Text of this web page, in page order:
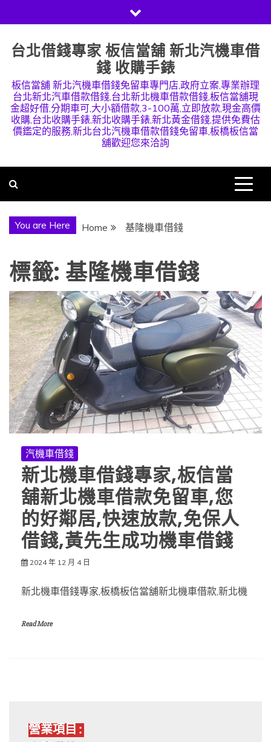
to
content
台北借錢專家 板信當舖 新北汽機車借
錢 收購手錶
板信當舖 新北汽機車借錢免留車專門店,政府立案,專業辦理
台北新北汽車借款借錢,台北新北機車借款借錢,板信當舖現
金超好借,分期車可,大小額借款,3-100萬,立即放款,現金高價
收購,台北收購手錶,新北收購手錶,新北黃金借錢,提供免費估
價鑑定的服務,新北台北汽機車借款借錢免留車,板橋板信當
舖歡迎您來洽詢
You are Here Home 基隆機車借錢
標籤: 基隆機車借錢
汽機車借錢
新北機車借錢專家,板信當
舖新北機車借款免留車,您
的好鄰居,快速放款,免保人
借錢,黃先生成功機車借錢
2024 年 12 月 4 日
新北機車借錢專家,板橋板信當舖新北機車借款,新北機
Read More
營業項目: